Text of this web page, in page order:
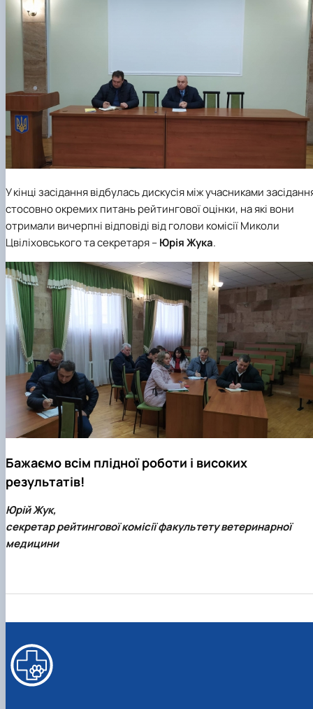
У кінці засідання відбулась дискусія між учасниками
стосовно окремих питань рейтингової оцінки, на які вони
отримали вичерпні відповіді від голови комісії Миколи
Цвіліховського та секретаря –Юрія Жука.
Бажаємо всім плідної роботи і високих
результатів!
Юрій Жук,
секретар рейтингової комісії факультету ветеринарної
медицини